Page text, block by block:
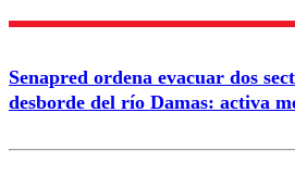
Senapred ordena evacuar dos
desborde del río Damas: activa